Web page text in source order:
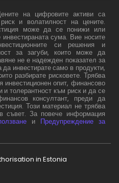
на цифровите активи са
и волатилност на цените.
може да се понижи или
сума. Вие носите
си решения и
за загуби, които може да
не е надежден показател за
инвестирате само в продукти,
разбирате рисковете. Трябва
опит, финансово
и толерантност към риск и да се
консултант, преди да
Този материал не трябва
съвет. За повече информация
и Предупреждение за
in Estonia